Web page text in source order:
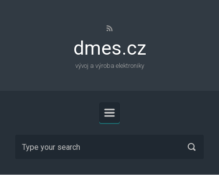
dmes.cz
vývoj a výroba elektroniky